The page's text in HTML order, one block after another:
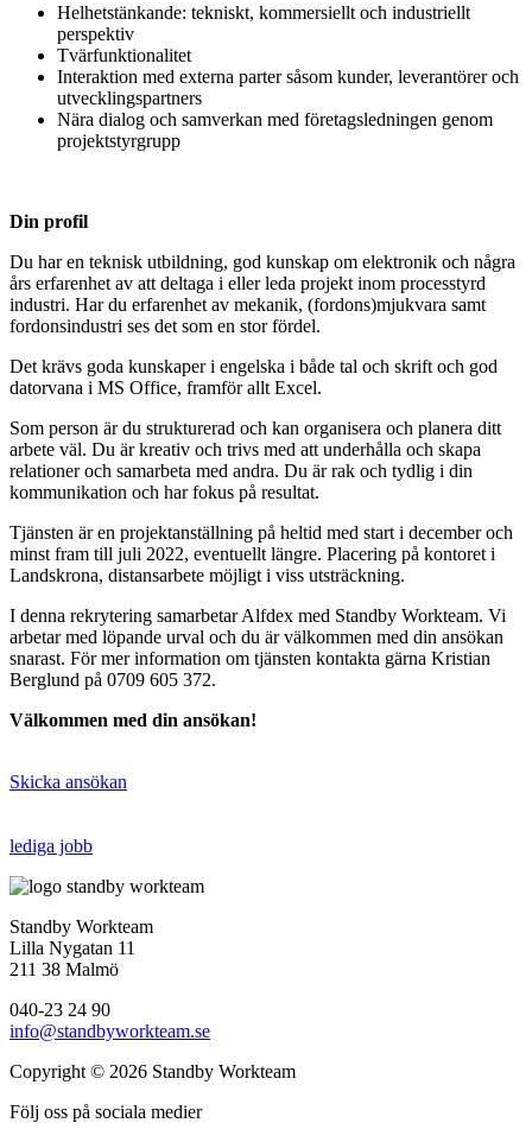
Helhetstänkande: tekniskt, kommersiellt och industriellt
perspektiv
Tvärfunktionalitet
Interaktion med externa parter såsom kunder, leverantörer och
utvecklingspartners
Nära dialog och samverkan med företagsledningen genom
projektstyrgrupp
Din profil
Du har en teknisk utbildning, god kunskap om elektronik och några
års erfarenhet av att deltaga i eller leda projekt inom processtyrd
industri. Har du erfarenhet av mekanik, (fordons)mjukvara samt
fordonsindustri ses det som en stor fördel.
Det krävs goda kunskaper i engelska i både tal och skrift och god
datorvana i MS Office, framför allt Excel.
Som person är du strukturerad och kan organisera och planera ditt
arbete väl. Du är kreativ och trivs med att underhålla och skapa
relationer och samarbeta med andra. Du är rak och tydlig i din
kommunikation och har fokus på resultat.
Tjänsten är en projektanställning på heltid med start i december och
minst fram till juli 2022, eventuellt längre. Placering på kontoret i
Landskrona, distansarbete möjligt i viss utsträckning.
I denna rekrytering samarbetar Alfdex med Standby Workteam. Vi
arbetar med löpande urval och du är välkommen med din ansökan
snarast. För mer information om tjänsten kontakta gärna Kristian
Berglund på 0709 605 372.
Välkommen med din ansökan!
Skicka ansökan
lediga jobb
Standby Workteam
Lilla Nygatan 11
211 38 Malmö
040-23 24 90
info@standbyworkteam.se
Copyright © 2026 Standby Workteam
Följ oss på sociala medier